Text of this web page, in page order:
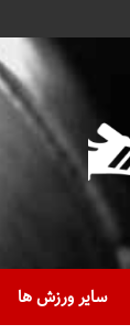
سایر ورزش ها